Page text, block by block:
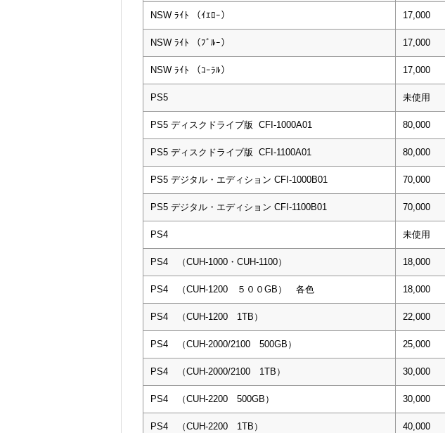
NSW ﾗｲﾄ （ｲｴﾛｰ） 17,000
NSW ﾗｲﾄ （ﾌﾞﾙｰ） 17,000
NSW ﾗｲﾄ （ｺｰﾗﾙ） 17,000
PS5 未使用
PS5 ディスクドライブ版 CFI-1000A01 80,000
PS5 ディスクドライブ版 CFI-1100A01 80,000
PS5 デジタル・エディション CFI-1000B01 70,000
PS5 デジタル・エディション CFI-1100B01 70,000
PS4 未使用
PS4 （CUH-1000・CUH-1100） 18,000
PS4 （CUH-1200 ５００GB） 各色 18,000
PS4 （CUH-1200 1TB） 22,000
PS4 （CUH-2000/2100 500GB） 25,000
PS4 （CUH-2000/2100 1TB） 30,000
PS4 （CUH-2200 500GB） 30,000
PS4 （CUH-2200 1TB） 40,000